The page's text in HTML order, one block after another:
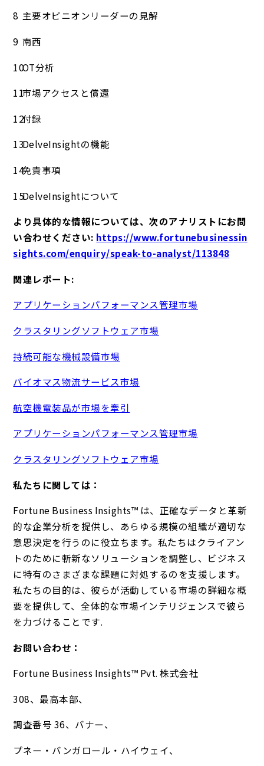
主要オピニオンリーダーの見解
南西
OT分析
市場アクセスと償還
付録
DelveInsightの機能
免責事項
DelveInsightについて
より具体的な情報については、次のアナリストにお問
い合わせください: https://www.fortunebusinessin
sights.com/enquiry/speak-to-analyst/113848
関連レポート:
アプリケーションパフォーマンス管理市場
クラスタリングソフトウェア市場
持続可能な機械設備市場
バイオマス物流サービス市場
航空機電装品が市場を牽引
アプリケーションパフォーマンス管理市場
クラスタリングソフトウェア市場
私たちに関しては：
Fortune Business Insights™ は、正確なデータと革新
的な企業分析を提供し、あらゆる規模の組織が適切な
意思決定を行うのに役立ちます。私たちはクライアン
トのために斬新なソリューションを調整し、ビジネス
に特有のさまざまな課題に対処するのを支援します。
私たちの目的は、彼らが活動している市場の詳細な概
要を提供して、全体的な市場インテリジェンスで彼ら
を力づけることです.
お問い合わせ：
Fortune Business Insights™ Pvt. 株式会社
308、最高本部、
調査番号 36、バナー、
プネー・バンガロール・ハイウェイ、